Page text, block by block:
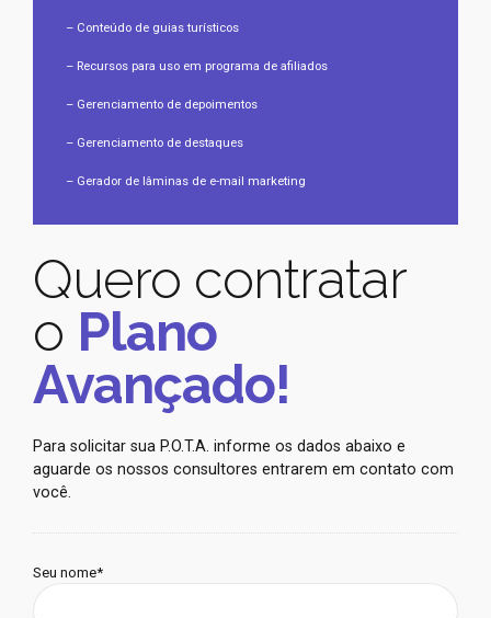
– Conteúdo de guias turísticos
– Recursos para uso em programa de afiliados
– Gerenciamento de depoimentos
– Gerenciamento de destaques
– Gerador de lâminas de e-mail marketing
Quero contratar
o Plano
Avançado!
Para solicitar sua P.O.T.A. informe os dados abaixo e
aguarde os nossos consultores entrarem em contato com
você.
Seu nome*